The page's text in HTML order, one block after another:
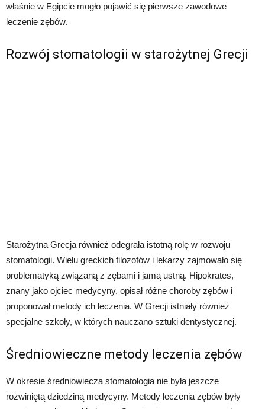
właśnie w Egipcie mogło pojawić się pierwsze zawodowe
leczenie zębów.
Rozwój stomatologii w starożytnej Grecji
Starożytna Grecja również odegrała istotną rolę w rozwoju
stomatologii. Wielu greckich filozofów i lekarzy zajmowało się
problematyką związaną z zębami i jamą ustną. Hipokrates,
znany jako ojciec medycyny, opisał różne choroby zębów i
proponował metody ich leczenia. W Grecji istniały również
specjalne szkoły, w których nauczano sztuki dentystycznej.
Średniowieczne metody leczenia zębów
W okresie średniowiecza stomatologia nie była jeszcze
rozwiniętą dziedziną medycyny. Metody leczenia zębów były